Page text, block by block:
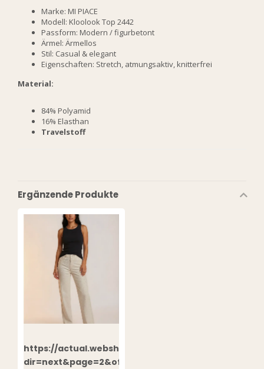
Marke: MI PIACE
Modell: Kloolook Top 2442
Passform: Modern / figurbetont
Ärmel: Ärmellos
Stil: Casual & elegant
Eigenschaften: Stretch, atmungsaktiv, knitterfrei
Material:
84% Polyamid
16% Elasthan
Travelstoff
Ergänzende Produkte
https://actual.webshopapp.com/admin/products/